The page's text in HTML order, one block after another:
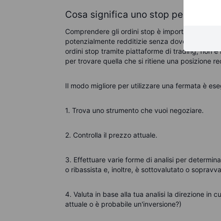
Cosa significa uno stop per i
Comprendere gli ordini stop è importante per i
potenzialmente redditizie senza dover
ordini stop tramite piattaforme di trading, non
per trovare quella che si ritiene una posizione
Il modo migliore per utilizzare una fermata è
1. Trova uno strumento che vuoi negoziare.
2. Controlla il prezzo attuale.
3. Effettuare varie forme di analisi per
o ribassista e, inoltre, è sottovalutato o
4. Valuta in base alla tua analisi la direzione in
attuale o è probabile un'inversione?)